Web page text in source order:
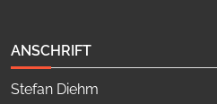
ANSCHRIFT
Stefan Diehm